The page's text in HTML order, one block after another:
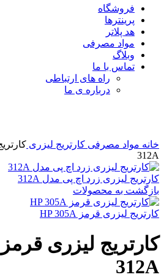
فروشگاه
پرینترها
هد پلاتر
مواد مصرفی
وبلاگ
تماس با ما
راه های ارتباطی
درباره ی ما
خانه مواد مصرفی کارتریج لیزری
312A
کارتریج لیزری زرد اچ پی مدل 312A
بازگشت به محصولات
کارتریج لیزری قرمز HP 305A
کارتریج لیزری
312A